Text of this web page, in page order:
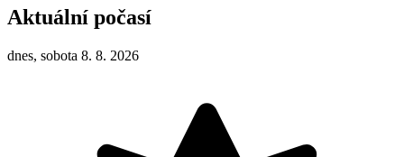
Aktuální počasí
dnes, sobota 8. 8. 2026